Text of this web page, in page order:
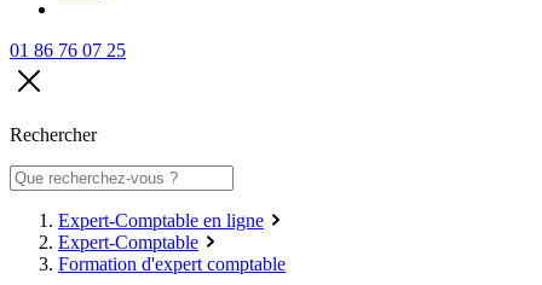
01 86 76 07 25
Rechercher
Expert-Comptable en ligne
Expert-Comptable
Formation d'expert comptable